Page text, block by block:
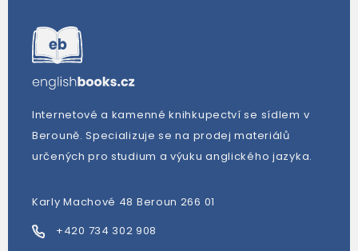
Internetové a kamenné knihkupectví se sídlem v
Berouně. Specializuje se na prodej materiálů
určených pro studium a výuku anglického jazyka.
Karly Machové 48 Beroun 266 01
+420 734 302 908